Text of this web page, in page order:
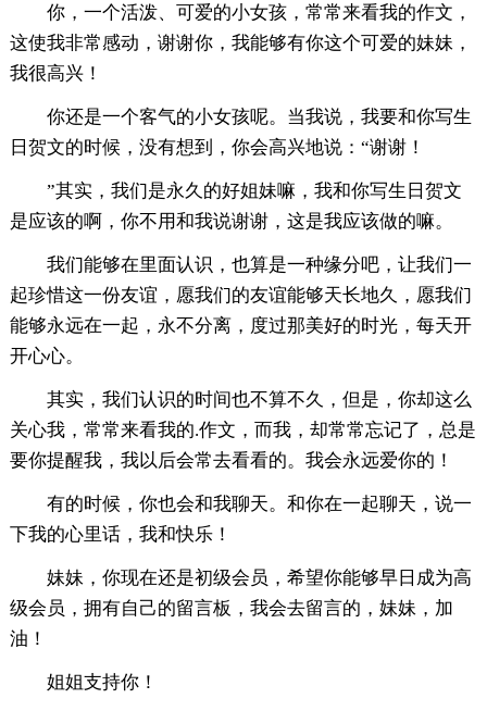
你，一个活泼、可爱的小女孩，常常来看我的作文，
这使我非常感动，谢谢你，我能够有你这个可爱的妹妹，
我很高兴！
你还是一个客气的小女孩呢。当我说，我要和你写生
日贺文的时候，没有想到，你会高兴地说：“谢谢！
”其实，我们是永久的好姐妹嘛，我和你写生日贺文
是应该的啊，你不用和我说谢谢，这是我应该做的嘛。
我们能够在里面认识，也算是一种缘分吧，让我们一
起珍惜这一份友谊，愿我们的友谊能够天长地久，愿我们
能够永远在一起，永不分离，度过那美好的时光，每天开
开心心。
其实，我们认识的时间也不算不久，但是，你却这么
关心我，常常来看我的.作文，而我，却常常忘记了，总是
要你提醒我，我以后会常去看看的。我会永远爱你的！
有的时候，你也会和我聊天。和你在一起聊天，说一
下我的心里话，我和快乐！
妹妹，你现在还是初级会员，希望你能够早日成为高
级会员，拥有自己的留言板，我会去留言的，妹妹，加
油！
姐姐支持你！